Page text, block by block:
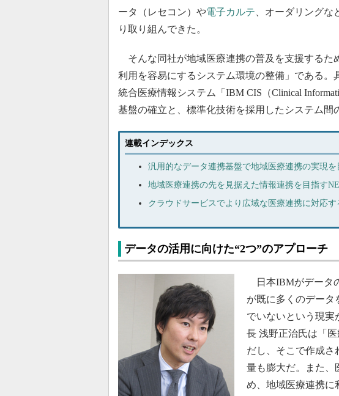
ータ（レセコン）や電子カルテ 、オーダリング
り取り組んできた。
そんな同社が地域医療連携の普及を支援するた
利用を容易にするシステム環境の整備」である。
統合医療情報システム「IBM CIS（Clinical
基盤の確立と、標準化技術を採用したシステム間
連載インデックス
汎用的なデータ連携基盤で地域医療連携の実現
地域医療連携の先を見据えた情報連携を目指す
クラウドサービスでより広域な医療連携に対応す
データの活用に向けた“2つ”のアプローチ
日本IBMがデータ
が既に多くのデータ
でいないという現実
長 浅野正治氏は「
だし、そこで作成さ
量も膨大だ。また、
め、地域医療連携に